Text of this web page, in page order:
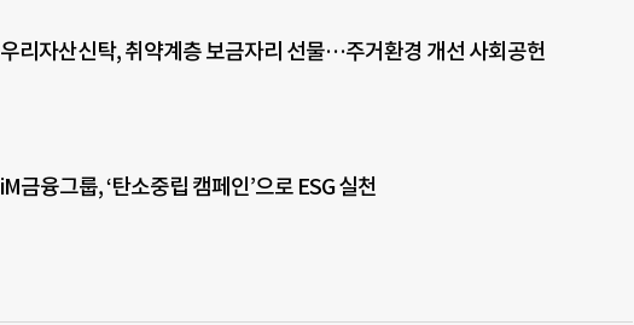
우리자산신탁, 취약계층 보금자리 선물…주거환경 개선 사회공헌
iM금융그룹, ‘탄소중립 캠페인’으로 ESG 실천